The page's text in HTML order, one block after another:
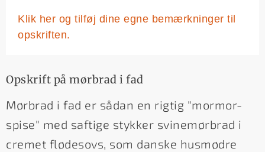
Klik her og tilføj dine egne bemærkninger til
opskriften.
Opskrift på mørbrad i fad
Mørbrad i fad er sådan en rigtig "mormor-
spise" med saftige stykker svinemørbrad i
cremet flødesovs, som danske husmødre